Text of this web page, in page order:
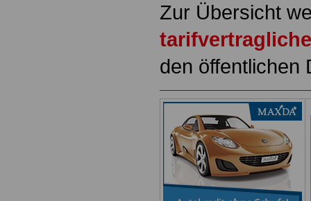
Zur Übersicht
den öffentlichen